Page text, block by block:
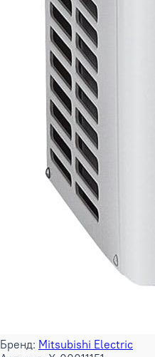
Бренд: Mitsubishi Electric